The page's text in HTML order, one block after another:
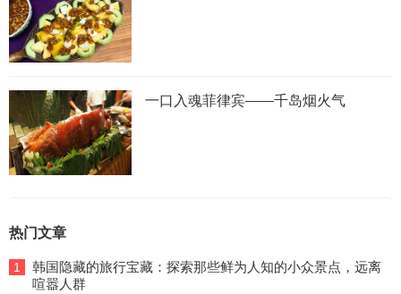
一口入魂菲律宾——千岛烟火气
热门文章
1
韩国隐藏的旅行宝藏：探索那些鲜为人知的小众景点，远离
喧嚣人群